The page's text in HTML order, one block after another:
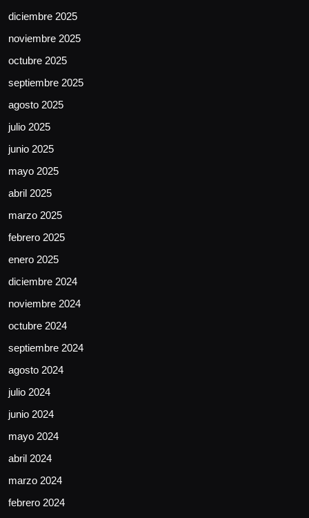
diciembre 2025
noviembre 2025
octubre 2025
septiembre 2025
agosto 2025
julio 2025
junio 2025
mayo 2025
abril 2025
marzo 2025
febrero 2025
enero 2025
diciembre 2024
noviembre 2024
octubre 2024
septiembre 2024
agosto 2024
julio 2024
junio 2024
mayo 2024
abril 2024
marzo 2024
febrero 2024